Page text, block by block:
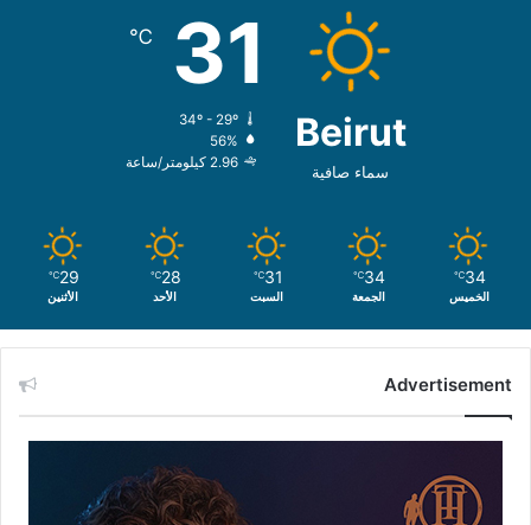
Beirut
سماء صافية
31
℃
34º - 29º
56%
2.96 كيلومتر/ساعة
34
℃
الخميس
34
℃
الجمعة
31
℃
السبت
28
℃
الأحد
29
℃
الأثنين
Advertisement